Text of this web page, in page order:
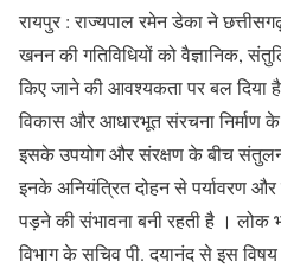
रायपुर : राज्यपाल रमेन डेका ने
खनन की गतिविधियों को वैज्ञानिक,
किए जाने की आवश्यकता पर बल दिया
विकास और आधारभूत संरचना निर्माण
इसके उपयोग और संरक्षण के बीच
इनके अनियंत्रित दोहन से पर्यावरण
पड़ने की संभावना बनी रहती है ।
विभाग के सचिव पी. दयानंद से इस